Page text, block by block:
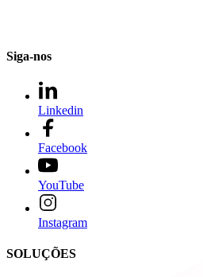
Siga-nos
Linkedin
Facebook
YouTube
Instagram
SOLUÇÕES